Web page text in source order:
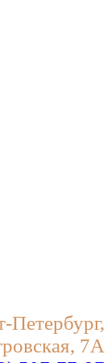
Петербург,
7А